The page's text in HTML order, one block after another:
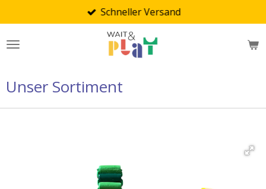
Hauptinhalt
springen
Schneller Versand
Unser Sortiment